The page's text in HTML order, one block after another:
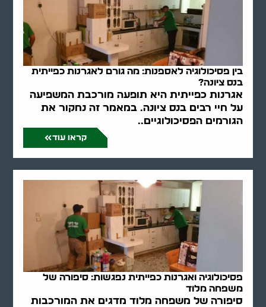
בין פסיכולוגיה לאספנות: מה גורם לאגרנות כפייתית
בנס ציונה?
אגרנות כפייתית היא תופעה מורכבת המשפיעה
על חיי רבים בנס ציונה. במאמר זה נחקור את
הגורמים הפסיכולוגיים..
קראו עוד
פסיכולוגיה ואגרנות כפייתית נפגשות: סיפורה של
משפחה מלוד
סיפורה של משפחה מלוד מדגים את המורכבות